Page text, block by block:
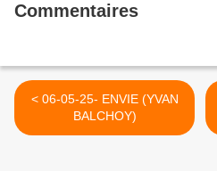
Commentaires
< 06-05-25- ENVIE (YVAN
BALCHOY)